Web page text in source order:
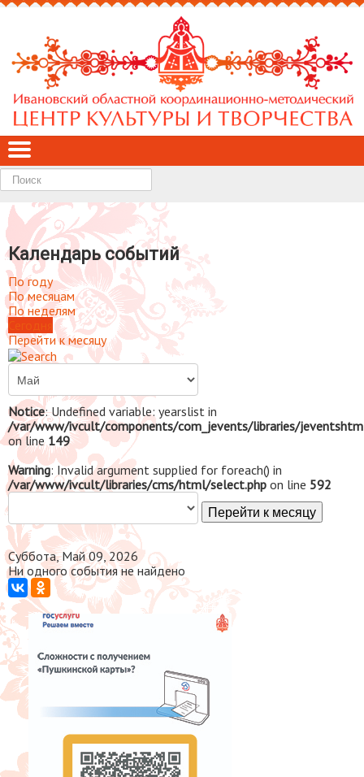
Найти
Календарь событий
По году
По месяцам
По неделям
Перейти к месяцу
Notice: Undefined variable: yearslist in
/var/www/ivcult/components/com_jevents/libraries/
on line 149
Warning: Invalid argument supplied for foreach() in
/var/www/ivcult/libraries/cms/html/select.php on line 592
Перейти к месяцу
Суббота, Май 09, 2026
Ни одного события не найдено